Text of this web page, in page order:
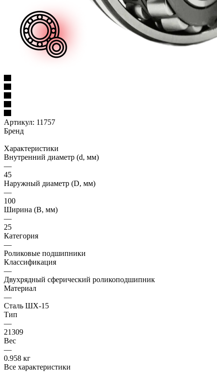
Артикул: 11757
Бренд
Характеристики
Внутренний диаметр (d, мм)
—
45
Наружный диаметр (D, мм)
—
100
Ширина (B, мм)
—
25
Категория
—
Роликовые подшипники
Классификация
—
Двухрядный сферический роликоподшипник
Материал
—
Сталь ШХ-15
Тип
—
21309
Вес
—
0.958 кг
Все характеристики